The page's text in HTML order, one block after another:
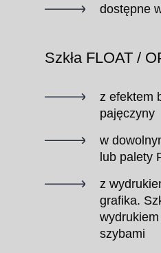
dostępne
Szkła FLOAT /
z efektem
pajęczyny
w
lub palety
z
grafika.
szybami